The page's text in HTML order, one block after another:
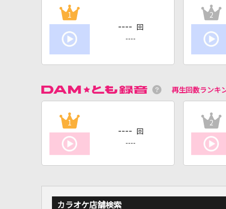
1
---- 回
----
2
再生回数ランキ
1
---- 回
----
2
カラオケ店舗検索